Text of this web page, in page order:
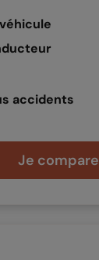
accidents
Je compare